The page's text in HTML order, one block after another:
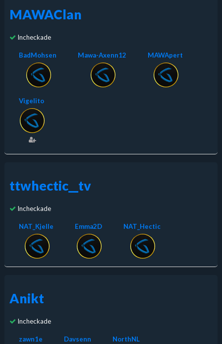
MAWAClan
Incheckade
BadMohsen Mawa-Axenn12 MAWApert
Vigelito
ttwhectic__tv
Incheckade
NAT_Kjelle Emma2D NAT_Hectic
Anikt
Incheckade
zawn1e Davsenn NorthNL